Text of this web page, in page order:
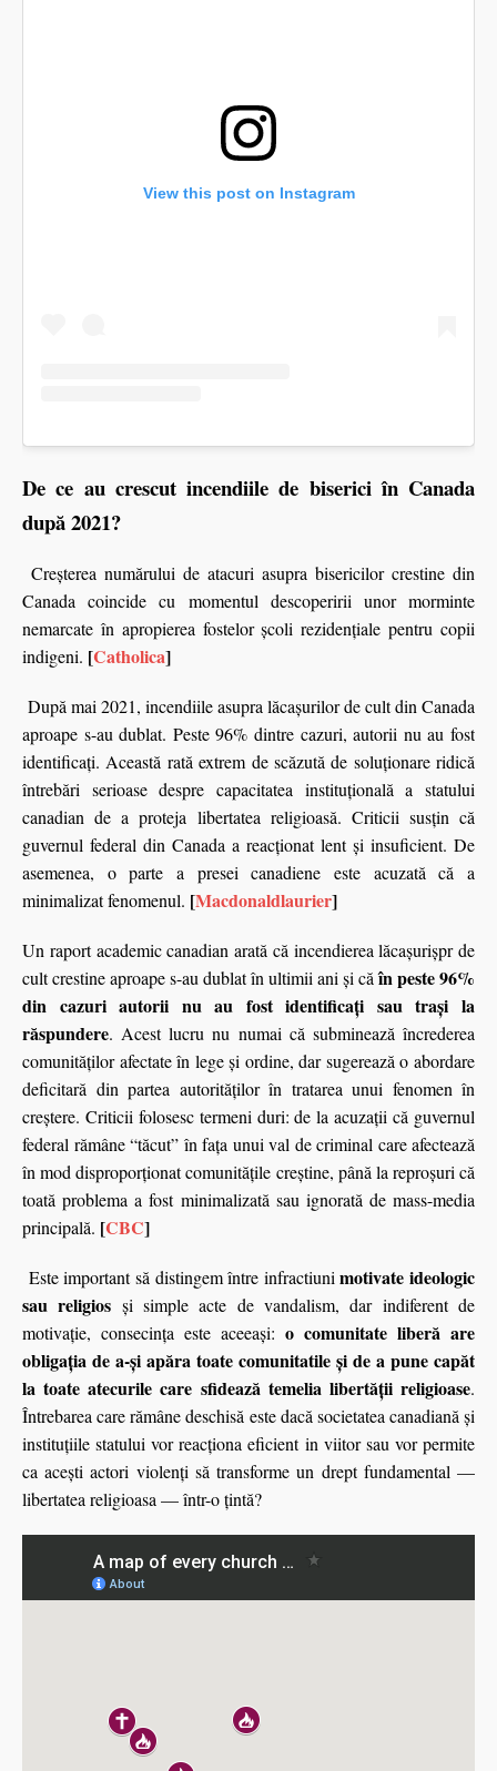
View this post on Instagram
De ce au crescut incendiile de biserici în Canada
după 2021?
Creșterea numărului de atacuri asupra bisericilor crestine din
Canada coincide cu momentul descoperirii unor morminte
nemarcate în apropierea fostelor școli rezidențiale pentru copii
indigeni. [Catholica]
După mai 2021, incendiile asupra lăcașurilor de cult din Canada
aproape s-au dublat. Peste 96% dintre cazuri, autorii nu au fost
identificați. Această rată extrem de scăzută de soluționare ridică
întrebări serioase despre capacitatea instituțională a statului
canadian de a proteja libertatea religioasă. Criticii susțin că
guvernul federal din Canada a reacționat lent și insuficient. De
asemenea, o parte a presei canadiene este acuzată că a
minimalizat fenomenul. [Macdonaldlaurier]
Un raport academic canadian arată că incendierea lăcașurișpr de
cult crestine aproape s-au dublat în ultimii ani și căîn peste 96%
din cazuri autorii nu au fost identificați sau trași la
răspundere. Acest lucru nu numai că subminează încrederea
comunităților afectate în lege și ordine, dar sugerează o abordare
deficitară din partea autorităților în tratarea unui fenomen în
creștere. Criticii folosesc termeni duri: de la acuzații că guvernul
federal rămâne “tăcut” în fața unui val de criminal care afectează
în mod disproporționat comunitățile creștine, până la reproșuri că
toată problema a fost minimalizată sau ignorată de mass-media
principală. [CBC]
Este important să distingem între infractiunimotivate ideologic
sau religios și simple acte de vandalism, dar indiferent de
motivație, consecința este aceeași: o comunitate liberă are
obligația de a-și apăra toate comunitatile și de a pune capăt
la toate atecurile care sfidează temelia libertății religioase.
Întrebarea care rămâne deschisă este dacă societatea canadiană și
instituțiile statului vor reacționa eficient in viitor sau vor permite
ca acești actori violenți să transforme un drept fundamental —
libertatea religioasa — într-o țintă?